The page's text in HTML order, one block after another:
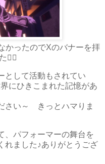
かったのでXのバナーを拝
🙇‍♂️
として活動もされてい
にひきこまれた記憶があ
さい～ きっとハマりま
、パフォーマーの舞台を
れました♪ありがとうござ